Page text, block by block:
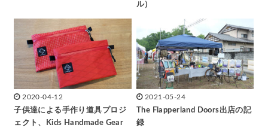
ル）
2020-04-12
子供達による手作り道具プロジ
ェクト、Kids Handmade Gear
2021-05-24
The Flapperland Doors出店の記
録